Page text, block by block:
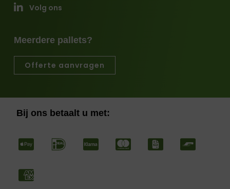
Volg ons
Meerdere pallets?
Offerte aanvragen
Bij ons betaalt u met: